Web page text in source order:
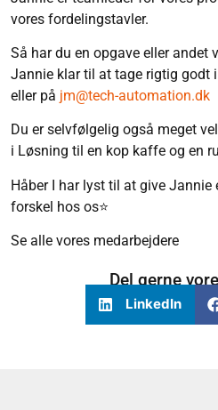
vores fordelingstavler.
Så har du en opgave eller andet
Jannie klar til at tage rigtig godt
eller på jm@tech-automation.dk
Du er selvfølgelig også meget
i Løsning til en kop kaffe og en
Håber I har lyst til at give
forskel hos os⭐
Se alle vores medarbejdere
Del gerne
LinkedIn